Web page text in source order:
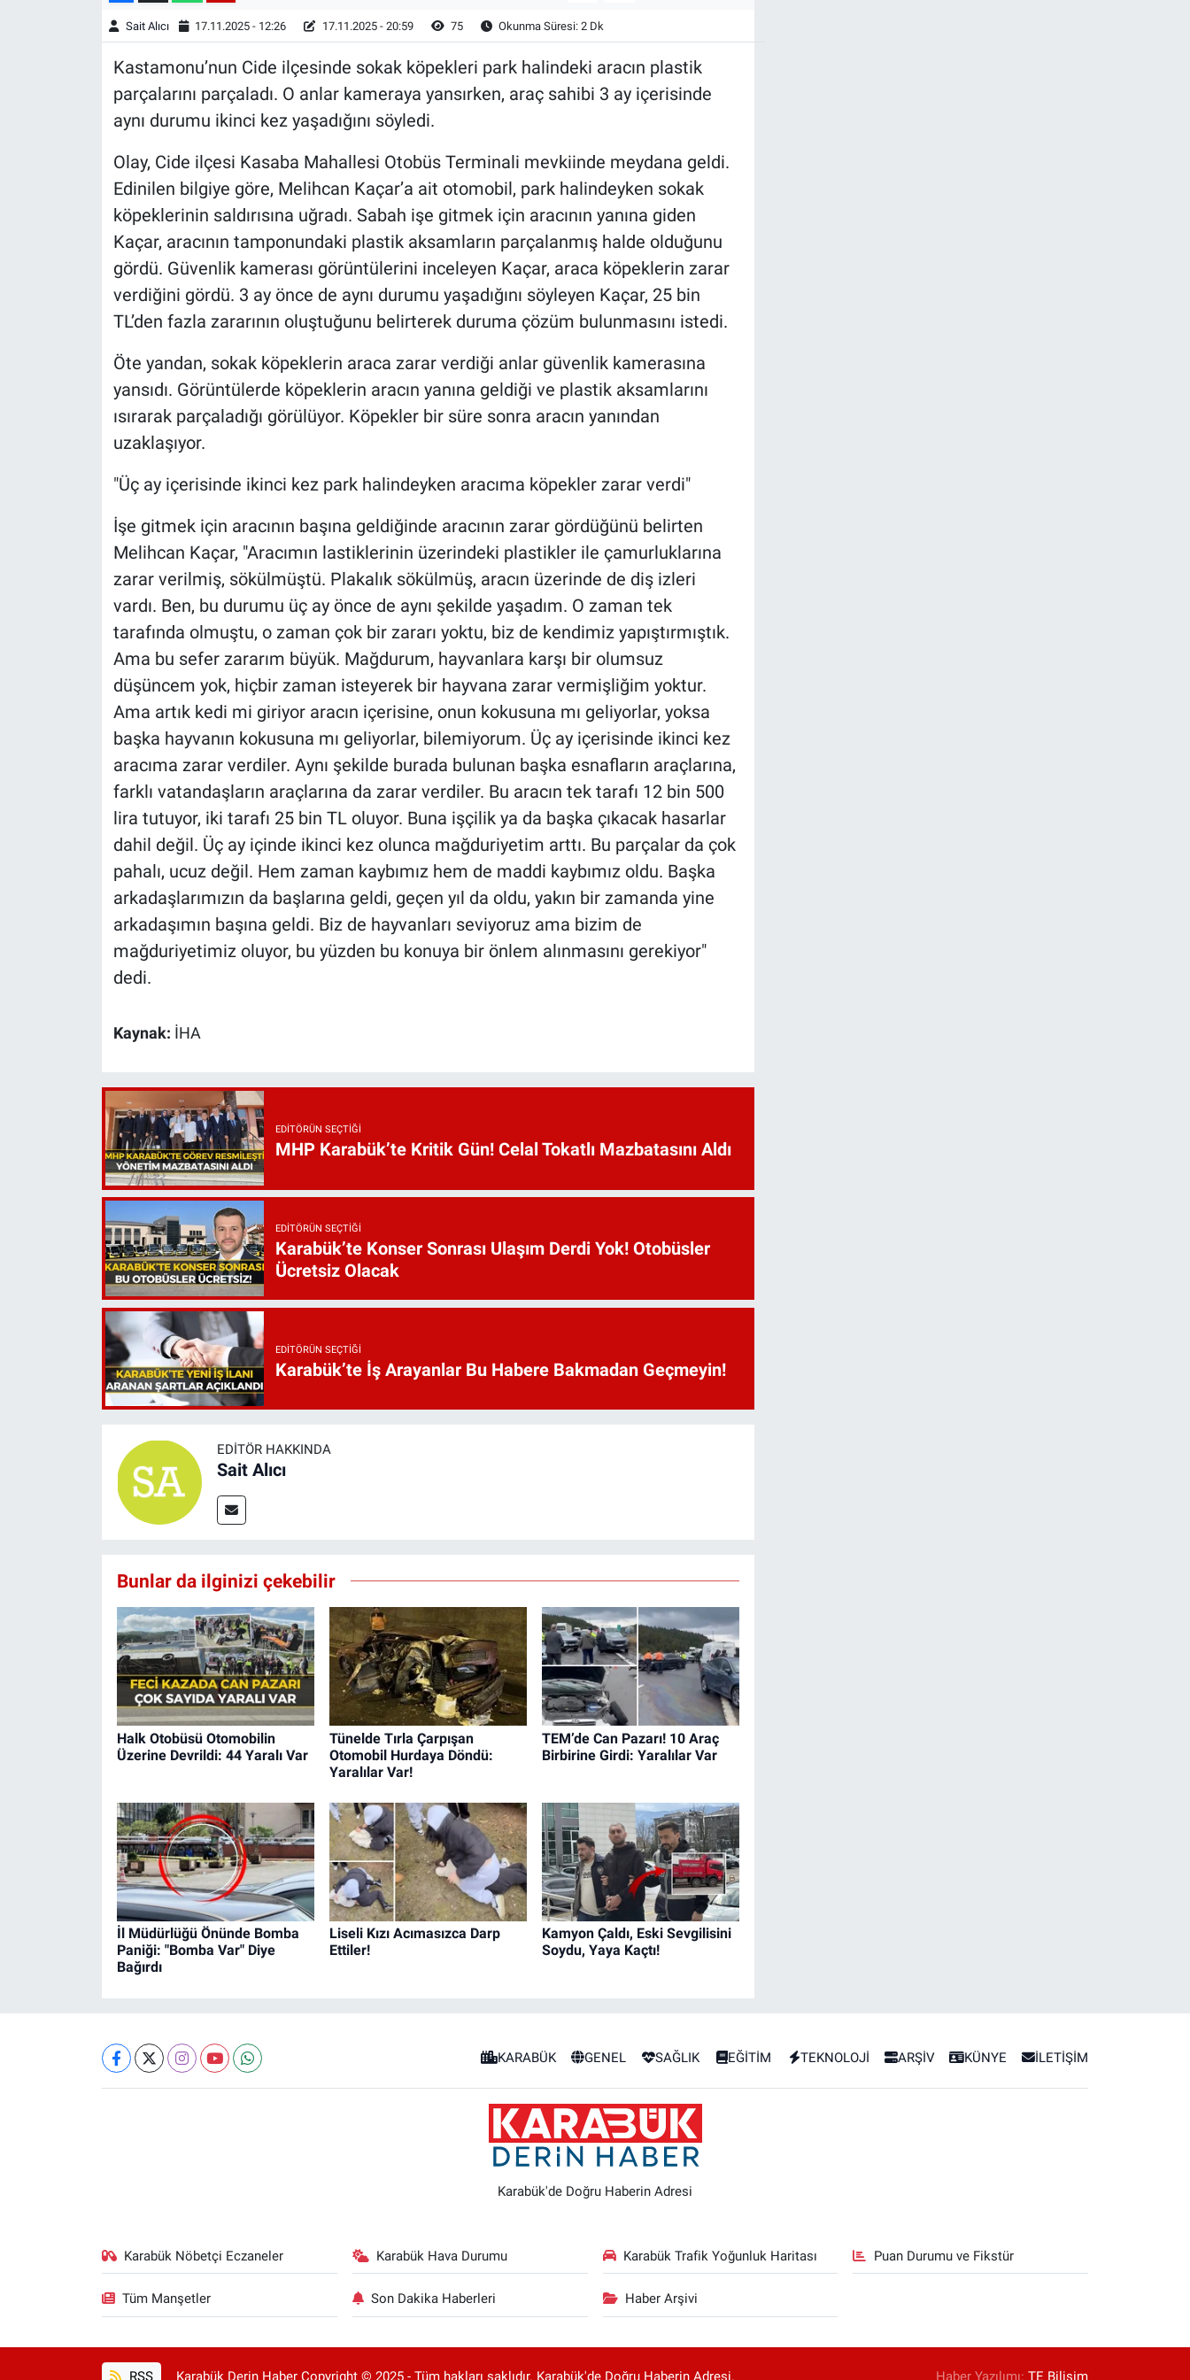
Sait Alıcı 17.11.2025 - 12:26 17.11.2025 - 20:59 75 Okunma Süresi: 2 Dk
Kastamonu’nun Cide ilçesinde sokak köpekleri park halindeki aracın plastik
parçalarını parçaladı. O anlar kameraya yansırken, araç sahibi 3 ay içerisinde
aynı durumu ikinci kez yaşadığını söyledi.
Olay, Cide ilçesi Kasaba Mahallesi Otobüs Terminali mevkiinde meydana geldi.
Edinilen bilgiye göre, Melihcan Kaçar’a ait otomobil, park halindeyken sokak
köpeklerinin saldırısına uğradı. Sabah işe gitmek için aracının yanına giden
Kaçar, aracının tamponundaki plastik aksamların parçalanmış halde olduğunu
gördü. Güvenlik kamerası görüntülerini inceleyen Kaçar, araca köpeklerin zarar
verdiğini gördü. 3 ay önce de aynı durumu yaşadığını söyleyen Kaçar, 25 bin
TL’den fazla zararının oluştuğunu belirterek duruma çözüm bulunmasını istedi.
Öte yandan, sokak köpeklerin araca zarar verdiği anlar güvenlik kamerasına
yansıdı. Görüntülerde köpeklerin aracın yanına geldiği ve plastik aksamlarını
ısırarak parçaladığı görülüyor. Köpekler bir süre sonra aracın yanından
uzaklaşıyor.
"Üç ay içerisinde ikinci kez park halindeyken aracıma köpekler zarar verdi"
İşe gitmek için aracının başına geldiğinde aracının zarar gördüğünü belirten
Melihcan Kaçar, "Aracımın lastiklerinin üzerindeki plastikler ile çamurluklarına
zarar verilmiş, sökülmüştü. Plakalık sökülmüş, aracın üzerinde de diş izleri
vardı. Ben, bu durumu üç ay önce de aynı şekilde yaşadım. O zaman tek
tarafında olmuştu, o zaman çok bir zararı yoktu, biz de kendimiz yapıştırmıştık.
Ama bu sefer zararım büyük. Mağdurum, hayvanlara karşı bir olumsuz
düşüncem yok, hiçbir zaman isteyerek bir hayvana zarar vermişliğim yoktur.
Ama artık kedi mi giriyor aracın içerisine, onun kokusuna mı geliyorlar, yoksa
başka hayvanın kokusuna mı geliyorlar, bilemiyorum. Üç ay içerisinde ikinci kez
aracıma zarar verdiler. Aynı şekilde burada bulunan başka esnafların araçlarına,
farklı vatandaşların araçlarına da zarar verdiler. Bu aracın tek tarafı 12 bin 500
lira tutuyor, iki tarafı 25 bin TL oluyor. Buna işçilik ya da başka çıkacak hasarlar
dahil değil. Üç ay içinde ikinci kez olunca mağduriyetim arttı. Bu parçalar da çok
pahalı, ucuz değil. Hem zaman kaybımız hem de maddi kaybımız oldu. Başka
arkadaşlarımızın da başlarına geldi, geçen yıl da oldu, yakın bir zamanda yine
arkadaşımın başına geldi. Biz de hayvanları seviyoruz ama bizim de
mağduriyetimiz oluyor, bu yüzden bu konuya bir önlem alınmasını gerekiyor"
dedi.
Kaynak: İHA
EDITÖRÜN SEÇTIĞI
MHP Karabük’te Kritik Gün! Celal Tokatlı Mazbatasını Aldı
EDITÖRÜN SEÇTIĞI
Karabük’te Konser Sonrası Ulaşım Derdi Yok! Otobüsler
Ücretsiz Olacak
EDITÖRÜN SEÇTIĞI
Karabük’te İş Arayanlar Bu Habere Bakmadan Geçmeyin!
EDITÖR HAKKINDA
Sait Alıcı
Bunlar da ilginizi çekebilir
Halk Otobüsü Otomobilin
Üzerine Devrildi: 44 Yaralı Var
Tünelde Tırla Çarpışan
Otomobil Hurdaya Döndü:
Yaralılar Var!
TEM’de Can Pazarı! 10 Araç
Birbirine Girdi: Yaralılar Var
İl Müdürlüğü Önünde Bomba
Paniği: "Bomba Var" Diye
Bağırdı
Liseli Kızı Acımasızca Darp
Ettiler!
Kamyon Çaldı, Eski Sevgilisini
Soydu, Yaya Kaçtı!
KARABÜK GENEL SAĞLIK EĞİTİM TEKNOLOJİ ARŞİV KÜNYE İLETİŞİM
Karabük'de Doğru Haberin Adresi
Karabük Nöbetçi Eczaneler Karabük Hava Durumu Karabük Trafik Yoğunluk Haritası Puan Durumu ve Fikstür
Tüm Manşetler Son Dakika Haberleri Haber Arşivi
RSS Karabük Derin Haber Copyright © 2025 - Tüm hakları saklıdır. Karabük'de Doğru Haberin Adresi. Haber Yazılımı:TE Bilişim